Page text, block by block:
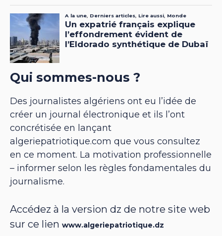
Qui sommes-nous ?
Des journalistes algériens ont eu l’idée de
créer un journal électronique et ils l’ont
concrétisée en lançant
algeriepatriotique.com que vous consultez
en ce moment. La motivation professionnelle
– informer selon les règles fondamentales du
journalisme.
Accédez à la version dz de notre site web
sur ce lien www.algeriepatriotique.dz